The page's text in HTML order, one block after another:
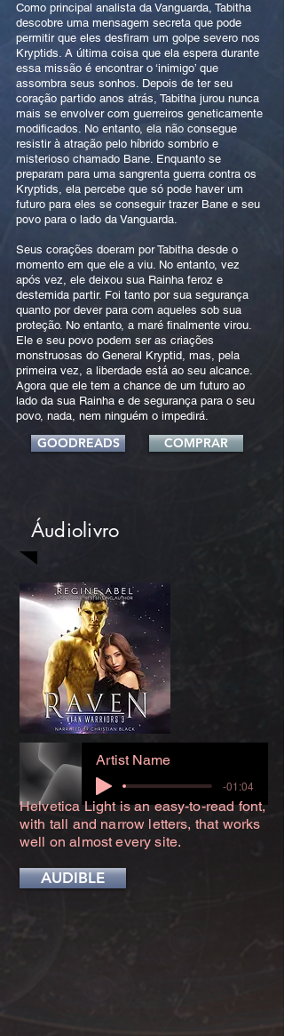
Como principal analista da Vanguarda, Tabitha
descobre uma mensagem secreta que pode
permitir que eles desfiram um golpe severo nos
Kryptids. A última coisa que ela espera durante
essa missão é encontrar o ‘inimigo’ que
assombra seus sonhos. Depois de ter seu
coração partido anos atrás, Tabitha jurou nunca
mais se envolver com guerreiros geneticamente
modificados. No entanto, ela não consegue
resistir à atração pelo híbrido sombrio e
misterioso chamado Bane. Enquanto se
preparam para uma sangrenta guerra contra os
Kryptids, ela percebe que só pode haver um
futuro para eles se conseguir trazer Bane e seu
povo para o lado da Vanguarda.
Seus corações doeram por Tabitha desde o
momento em que ele a viu. No entanto, vez
após vez, ele deixou sua Rainha feroz e
destemida partir. Foi tanto por sua segurança
quanto por dever para com aqueles sob sua
proteção. No entanto, a maré finalmente virou.
Ele e seu povo podem ser as criações
monstruosas do General Kryptid, mas, pela
primeira vez, a liberdade está ao seu alcance.
Agora que ele tem a chance de um futuro ao
lado da sua Rainha e de segurança para o seu
povo, nada, nem ninguém o impedirá.
GOODREADS COMPRAR
Áudiolivro
Artist Name
-01:04
Helvetica Light is an easy-to-read font,
with tall and narrow letters, that works
well on almost every site.
AUDIBLE